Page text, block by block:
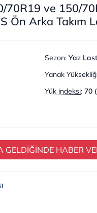
70R19 ve 150/
Ön Arka Takım
Sezon: Yaz
Yanak
Yük indeksi: 70
GELDİĞİNDE HABER